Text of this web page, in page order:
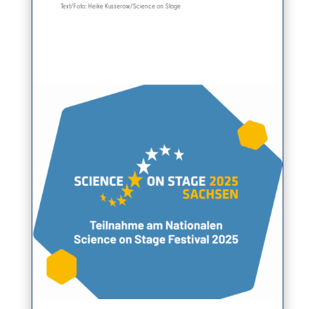
Text/Foto: Heike Kusserow/Science on Stage